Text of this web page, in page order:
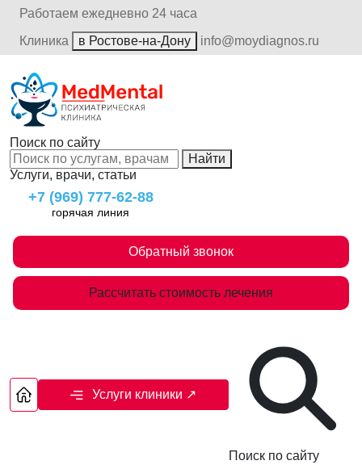
Работаем ежедневно 24 часа
Клиника
в Ростове-на-Дону info@moydiagnos.ru
Поиск по сайту
Найти
Услуги, врачи, статьи
+7 (969) 777-62-88
горячая линия
Обратный звонок
Рассчитать стоимость лечения
Услуги клиники ↗
Поиск по сайту